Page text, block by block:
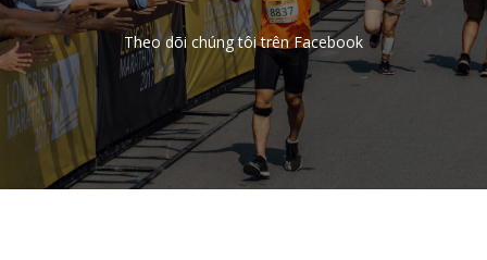
Theo dõi chúng tôi trên Facebook